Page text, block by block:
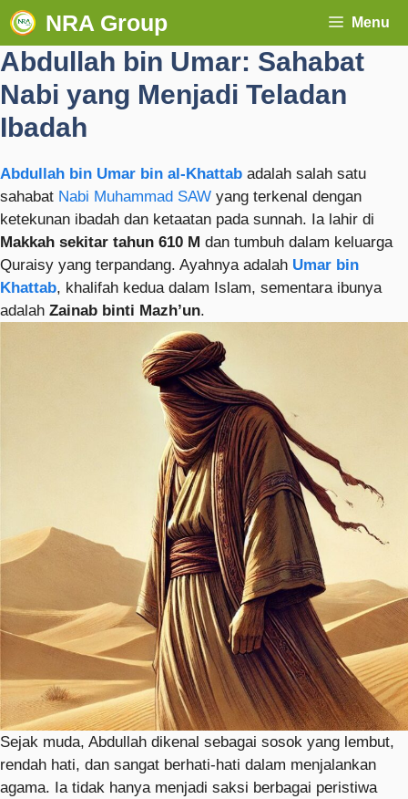
NRA Group Menu
Abdullah bin Umar: Sahabat
Nabi yang Menjadi Teladan
Ibadah
Abdullah bin Umar bin al-Khattab adalah salah satu
sahabat Nabi Muhammad SAW yang terkenal dengan
ketekunan ibadah dan ketaatan pada sunnah. Ia lahir di
Makkah sekitar tahun 610 M dan tumbuh dalam keluarga
Quraisy yang terpandang. Ayahnya adalah Umar bin
Khattab, khalifah kedua dalam Islam, sementara ibunya
adalah Zainab binti Mazh’un.
Sejak muda, Abdullah dikenal sebagai sosok yang lembut,
rendah hati, dan sangat berhati-hati dalam menjalankan
agama. Ia tidak hanya menjadi saksi berbagai peristiwa